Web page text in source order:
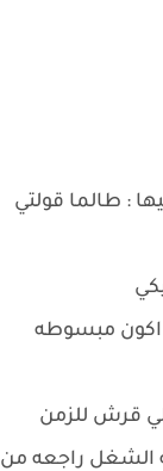
: طالما قولتي
اكون مبسوطه
قرش للزمن
الشغل راجعه من